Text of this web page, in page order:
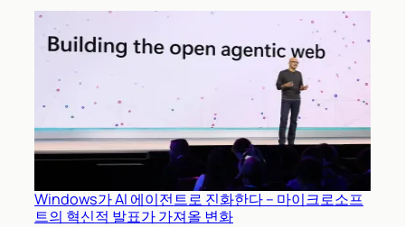
Windows가 AI 에이전트로 진화한다 – 마이크로소프
트의 혁신적 발표가 가져올 변화